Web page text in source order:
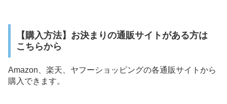
【購入方法】お決まりの通販サイトがある方は
こちらから
Amazon、楽天、ヤフーショッピングの各通販サイトから
購入できます。